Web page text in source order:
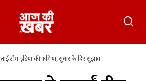
टीम इंडिया की कमियां, सुधार के दिए सुझाव
टीम इंडिया की कमियां, सुधार के दिए सुझाव